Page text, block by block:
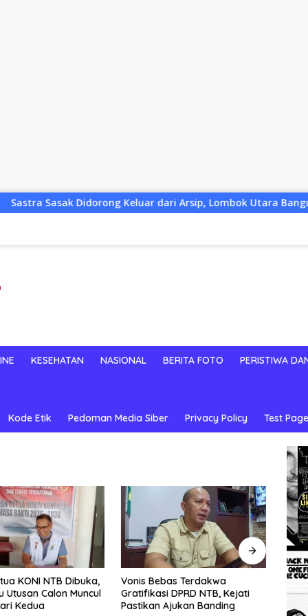
Keluar dari Arsip, Lombok Utara Bangun Ruang Kreatif
KESEHATAN NASIONAL BERITA FOTO PERISTIWA
Kode Etik Pedoman Media Siber Privacy Policy Test
Terdakwa
DPRD NTB, Kejati
Banding
FPT Desak Kejari KSB Buka
Identitas 9 Anggota DPRD yang
Diklaim Diperiksa, Kasus